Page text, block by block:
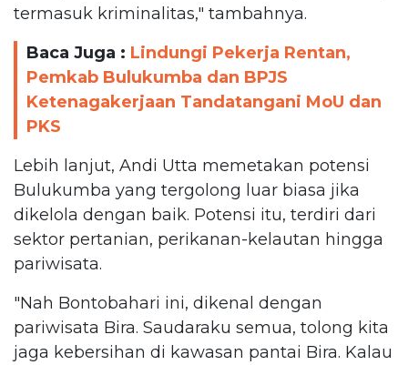
termasuk kriminalitas," tambahnya.
Baca Juga : Lindungi Pekerja Rentan,
Pemkab Bulukumba dan BPJS
Ketenagakerjaan Tandatangani MoU dan
PKS
Lebih lanjut, Andi Utta memetakan potensi
Bulukumba yang tergolong luar biasa jika
dikelola dengan baik. Potensi itu, terdiri dari
sektor pertanian, perikanan-kelautan hingga
pariwisata.
"Nah Bontobahari ini, dikenal dengan
pariwisata Bira. Saudaraku semua, tolong kita
jaga kebersihan di kawasan pantai Bira. Kalau